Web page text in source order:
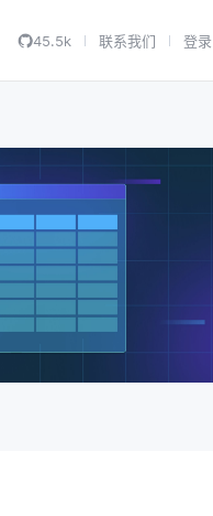
45.5k 联系我们 登录